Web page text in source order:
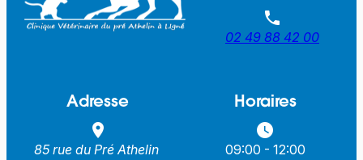
phone
02 49 88 42 00
Adresse
place
85 rue du Pré Athelin
Horaires
watch_later
09:00 - 12:00